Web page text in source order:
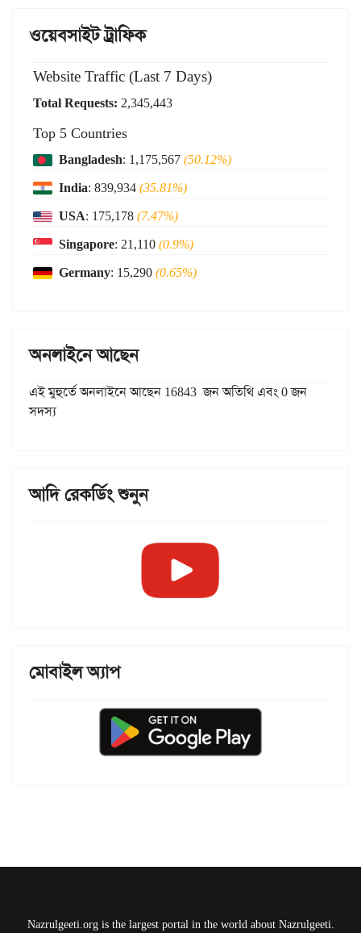
ওয়েবসাইট ট্রাফিক
Website Traffic (Last 7 Days)
Total Requests: 2,345,443
Top 5 Countries
Bangladesh: 1,175,567(50.12%)
India: 839,934(35.81%)
USA: 175,178(7.47%)
Singapore: 21,110(0.9%)
Germany: 15,290(0.65%)
অনলাইনে আছেন
এই মুহুর্তে অনলাইনে আছেন 16843 জন অতিথি এবং 0 জন
সদস্য
আদি রেকর্ডিং শুনুন
মোবাইল অ্যাপ
Nazrulgeeti.org is the largest portal in the world about Nazrulgeeti.